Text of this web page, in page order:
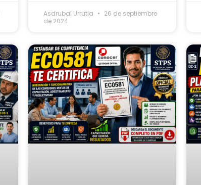
Asdrubal Urrutia
26 de septiembre
de 2024